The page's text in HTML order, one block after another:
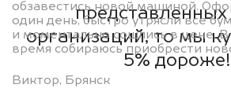
обзавестись новой машиной.
один день, быстро утрясли все
и моментально сошлись в цене.
время собираюсь приобрести
Виктор, Брянск
организаций, то мы
5% дороже!